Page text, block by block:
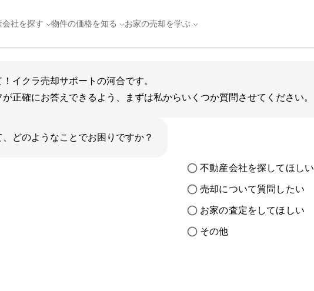
会社を探す 物件の価格を知る お家の売却を学ぶ
イクラ売却サポートの河合です。
正確にお答えできるよう、まずは私からいくつか質問させてください。
どのようなことでお困りですか？
不動産会社を探してほしい
売却について質問したい
お家の査定をしてほしい
その他